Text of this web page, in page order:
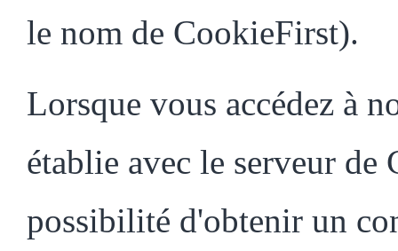
le nom de CookieFirst).
Lorsque vous accédez à
établie avec le serveur
possibilité d'obtenir un